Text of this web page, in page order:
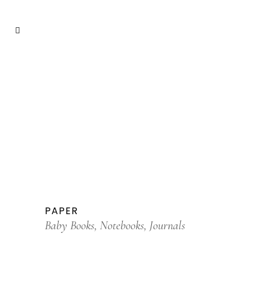
PAPER
Baby Books, Notebooks, Journals